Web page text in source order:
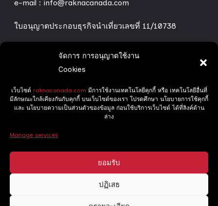
จัดการ การอนุญาตใช้งาน
Cookies
เว็บไซต์ raknacanada.com มีการใช้งานเทคโนโลยีคุกกี้ หรือ เทคโนโลยีอื่นที่
มีลักษณะใกล้เคียงกันกับคุกกี้ บนเว็บไซต์ของเรา โปรดศึกษา นโยบายการใช้คุกกี้
และ นโยบายความเป็นส่วนตัวของข้อมูล ก่อนใช้บริการเว็บไซต์ ได้ที่ลิงค์ด้าน
ล่าง
Manage services
ยอมรับ
ปฏิเสธ
e-mail : info@raknacanada.com
ใบอนุญาตประกอบธุรกิจนำเที่ยวเลขที่ 11/10738
ทริปทัวร์ของเรา
Grand Canada
ทริปล่าแสงเหนือ